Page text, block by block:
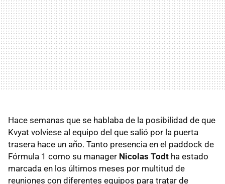
Hace semanas que se hablaba de la posibilidad de que
Kvyat volviese al equipo del que salió por la puerta
trasera hace un año. Tanto presencia en el paddock de
Fórmula 1 como su manager Nicolas Todt ha estado
marcada en los últimos meses por multitud de
reuniones con diferentes equipos para tratar de